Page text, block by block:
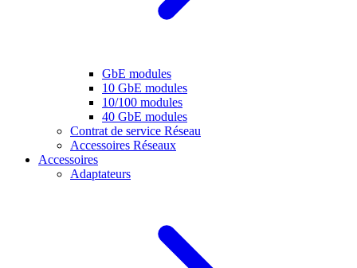
GbE modules
10 GbE modules
10/100 modules
40 GbE modules
Contrat de service Réseau
Accessoires Réseaux
Accessoires
Adaptateurs